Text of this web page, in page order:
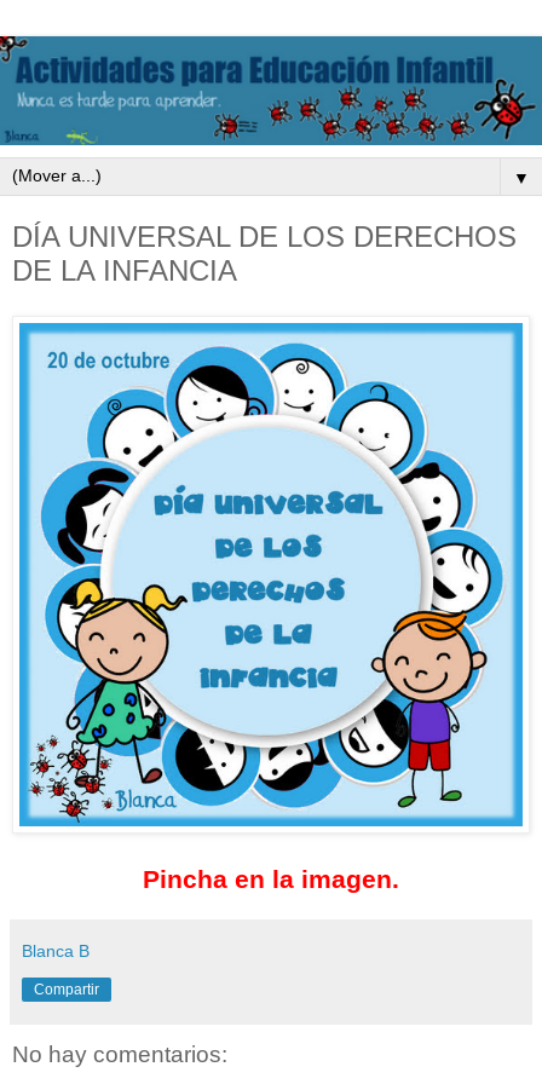
▼
DÍA UNIVERSAL DE LOS DERECHOS
DE LA INFANCIA
Pincha en la imagen.
Blanca B
Compartir
No hay comentarios: